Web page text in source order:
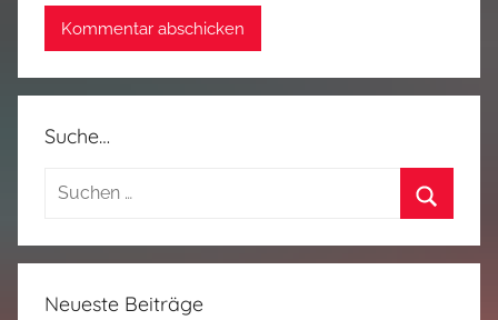
Suche…
Suchen
Neueste Beiträge